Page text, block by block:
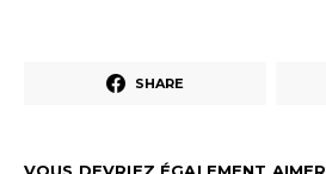
SHARE